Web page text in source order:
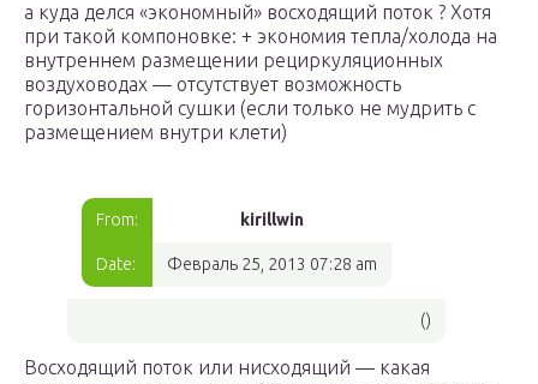
а куда делся «экономный» восходящий поток ? Хотя
при такой компоновке: + экономия тепла/холода на
внутреннем размещении рециркуляционных
воздуховодах — отсутствует возможность
горизонтальной сушки (если только не мудрить с
размещением внутри клети)
From: kirillwin
Date: Февраль 25, 2013 07:28 am
()
Восходящий поток или нисходящий — какая